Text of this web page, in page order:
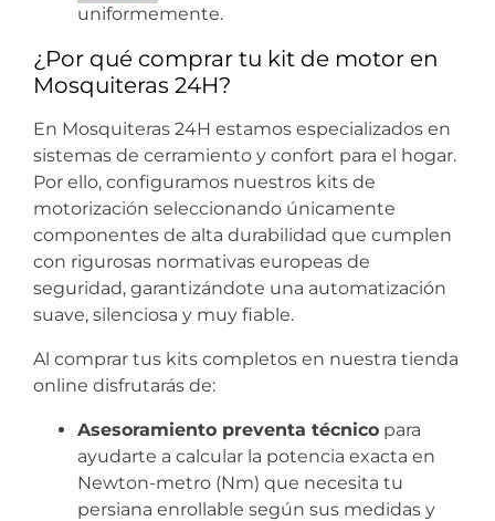
uniformemente.
¿Por qué comprar tu kit de motor en
Mosquiteras 24H?
En Mosquiteras 24H estamos especializados en
sistemas de cerramiento y confort para el hogar.
Por ello, configuramos nuestros kits de
motorización seleccionando únicamente
componentes de alta durabilidad que cumplen
con rigurosas normativas europeas de
seguridad, garantizándote una automatización
suave, silenciosa y muy fiable.
Al comprar tus kits completos en nuestra tienda
online disfrutarás de:
Asesoramiento preventa técnico para
ayudarte a calcular la potencia exacta en
Newton-metro (Nm) que necesita tu
persiana enrollable según sus medidas y